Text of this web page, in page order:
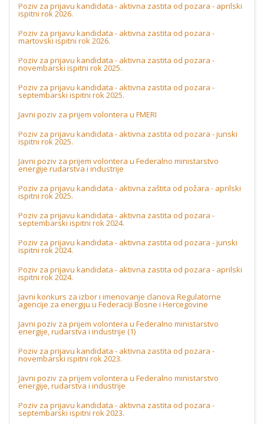
Poziv za prijavu kandidata - aktivna zastita od pozara - aprilski
ispitni rok 2026.
Poziv za prijavu kandidata - aktivna zastita od pozara -
martovski ispitni rok 2026.
Poziv za prijavu kandidata - aktivna zastita od pozara -
novembarski ispitni rok 2025.
Poziv za prijavu kandidata - aktivna zastita od pozara -
septembarski ispitni rok 2025.
Javni poziv za prijem volontera u FMERI
Poziv za prijavu kandidata - aktivna zastita od pozara - junski
ispitni rok 2025.
Javni poziv za prijem volontera u Federalno ministarstvo
energije rudarstva i industrije
Poziv za prijavu kandidata - aktivna zaštita od požara - aprilski
ispitni rok 2025.
Poziv za prijavu kandidata - aktivna zastita od pozara -
septembarski ispitni rok 2024.
Poziv za prijavu kandidata - aktivna zastita od pozara - junski
ispitni rok 2024.
Poziv za prijavu kandidata - aktivna zastita od pozara - aprilski
ispitni rok 2024.
Javni konkurs za izbor i imenovanje clanova Regulatorne
agencije za energiju u Federaciji Bosne i Hercegovine
Javni poziv za prijem volontera u Federalno ministarstvo
energije, rudarstva i industrije (1)
Poziv za prijavu kandidata - aktivna zastita od pozara -
novembarski ispitni rok 2023.
Javni poziv za prijem volontera u Federalno ministarstvo
energije, rudarstva i industrije
Poziv za prijavu kandidata - aktivna zastita od pozara -
septembarski ispitni rok 2023.